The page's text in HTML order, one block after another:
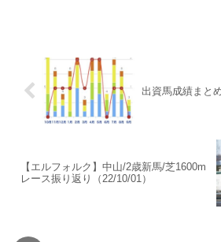
出資馬成績まと
【エルフォルク】中山/2歳新馬/芝1600m
レース振り返り（22/10/01）